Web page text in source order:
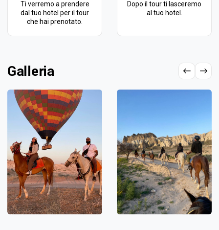
Ti verremo a prendere
dal tuo hotel per il tour
che hai prenotato.
Dopo il tour ti lasceremo
al tuo hotel.
Galleria